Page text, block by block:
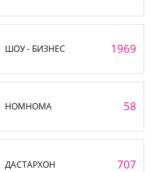
ШОУ - БИЗНЕС 1969
НОМНОМА 58
ДАСТАРХОН 707